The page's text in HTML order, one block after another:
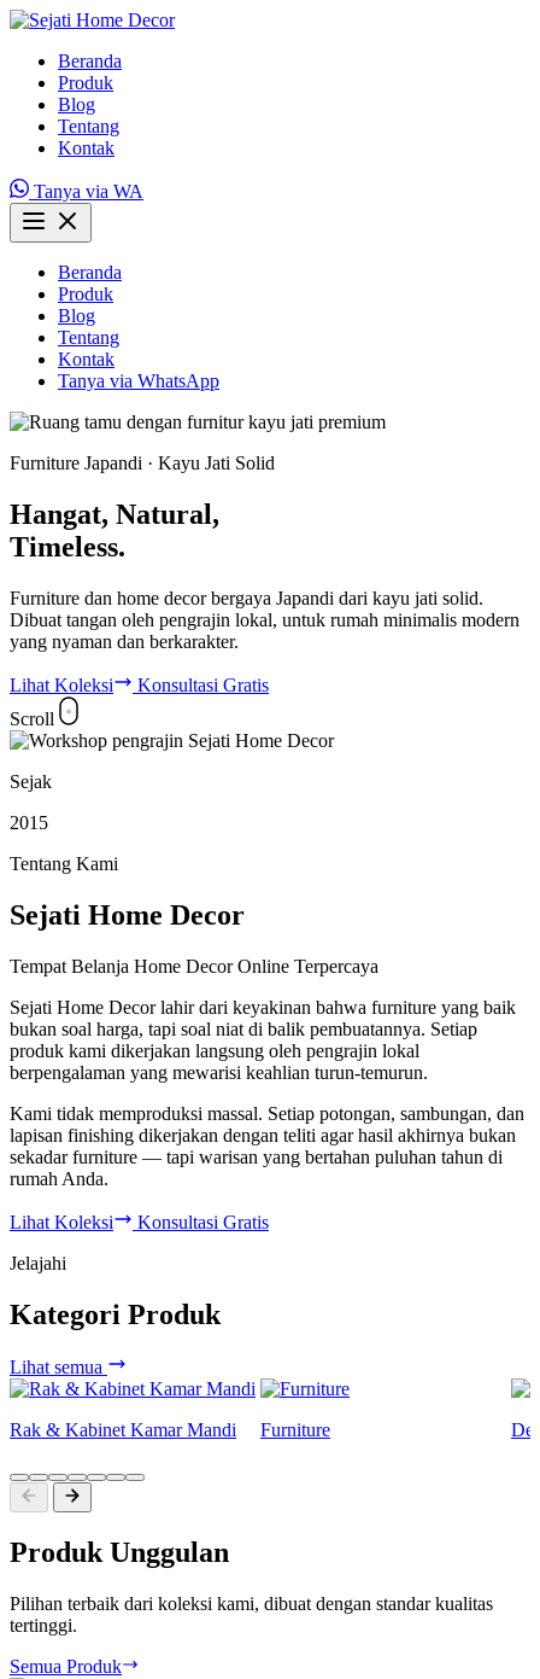
Beranda
Produk
Blog
Tentang
Kontak
Tanya via WA
Beranda
Produk
Blog
Tentang
Kontak
Tanya via WhatsApp
Furniture Japandi · Kayu Jati Solid
Hangat, Natural,
Timeless.
Furniture dan home decor bergaya Japandi dari kayu jati solid.
Dibuat tangan oleh pengrajin lokal, untuk rumah minimalis modern
yang nyaman dan berkarakter.
Lihat Koleksi
Konsultasi Gratis
Scroll
Sejak
2015
Tentang Kami
Sejati Home Decor
Tempat Belanja Home Decor Online Terpercaya
Sejati Home Decor lahir dari keyakinan bahwa furniture yang baik
bukan soal harga, tapi soal niat di balik pembuatannya. Setiap
produk kami dikerjakan langsung oleh pengrajin lokal
berpengalaman yang mewarisi keahlian turun-temurun.
Kami tidak memproduksi massal. Setiap potongan, sambungan, dan
lapisan finishing dikerjakan dengan teliti agar hasil akhirnya bukan
sekadar furniture — tapi warisan yang bertahan puluhan tahun di
rumah Anda.
Lihat Koleksi
Konsultasi Gratis
Jelajahi
Kategori Produk
Lihat semua
Rak & Kabinet Kamar Mandi Furniture
Produk Unggulan
Pilihan terbaik dari koleksi kami, dibuat dengan standar kualitas
tertinggi.
Semua Produk